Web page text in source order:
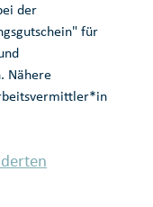
der
für
Nähere